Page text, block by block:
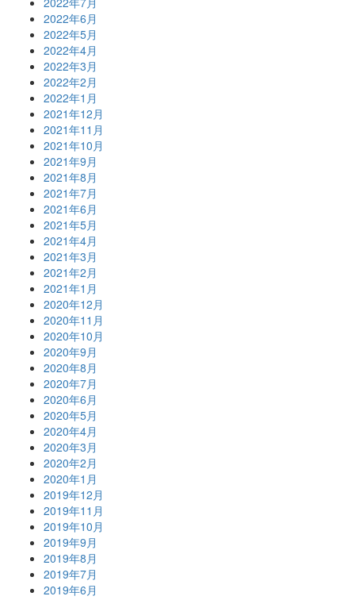
2022年6月
2022年5月
2022年4月
2022年3月
2022年2月
2022年1月
2021年12月
2021年11月
2021年10月
2021年9月
2021年8月
2021年7月
2021年6月
2021年5月
2021年4月
2021年3月
2021年2月
2021年1月
2020年12月
2020年11月
2020年10月
2020年9月
2020年8月
2020年7月
2020年6月
2020年5月
2020年4月
2020年3月
2020年2月
2020年1月
2019年12月
2019年11月
2019年10月
2019年9月
2019年8月
2019年7月
2019年6月